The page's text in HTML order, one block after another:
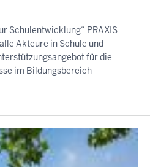
Schulentwicklung“ PRAXIS
Akteure in Schule und
für die
im Bildungsbereich